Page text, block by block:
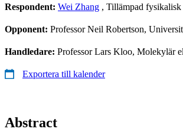
Respondent: Wei Zhang , Tillämpad fysikalisk
Opponent: Professor Neil Robertson,
Handledare: Professor Lars Kloo, Molekylär
Exportera till kalender
Abstract